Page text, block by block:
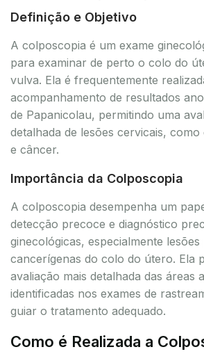
Definição e Objetivo
A colposcopia é um exame
para examinar de perto o colo do
vulva. Ela é frequentemente
acompanhamento de resultados
de Papanicolau, permitindo uma
detalhada de lesões cervicais, como
e câncer.
Importância da Colposcopia
A colposcopia desempenha um
detecção precoce e diagnóstico
ginecológicas, especialmente
cancerígenas do colo do útero. Ela
avaliação mais detalhada das áreas
identificadas nos exames de
guiar o tratamento adequado.
Como é Realizada a